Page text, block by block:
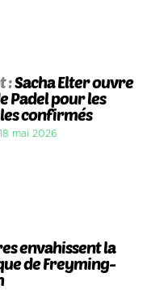
:Sacha Elter ouvre
Padel pour les
confirmés
mai 2026
envahissent la
de Freyming-